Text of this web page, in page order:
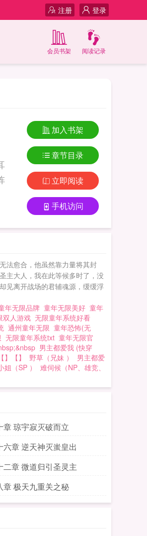
登录
注册
阅读记录
会员书架
加入书架
章节目录
立即阅读
手机访问
法愈合，他虽然靠力量将其封
主大人，我在此等候多时了，没
见离开战场的君辅魂源，缓缓浮
年无限品牌 童年无限美好 童年
双人游戏 无限童年系统好看
通州童年无限 童年恐怖(无
无限童年系统txt 童年无限官
男主都爱我 (快穿
】【】 野草（兄妹 ）
男主都爱
姐（SP ）
难伺候（NP、雄竞、
章 琼宇寂灭破而立
六章 逆天神灭蚩皇出
二章 微道归引圣灵主
章 极天九重关之秘